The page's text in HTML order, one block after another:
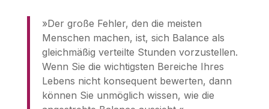
»Der große Fehler, den die meisten
Menschen machen, ist, sich Balance als
gleichmäßig verteilte Stunden vorzustellen.
Wenn Sie die wichtigsten Bereiche Ihres
Lebens nicht konsequent bewerten, dann
können Sie unmöglich wissen, wie die